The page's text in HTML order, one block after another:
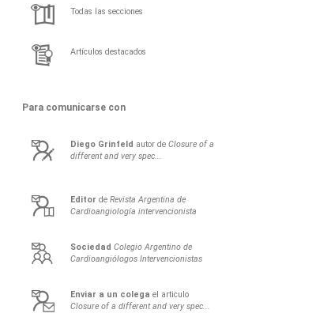
Todas las secciones
Artículos destacados
Para comunicarse con
Diego Grinfeld autor de Closure of a
different and very spec...
Editor de Revista Argentina de
Cardioangiología intervencionista
Sociedad Colegio Argentino de
Cardioangiólogos Intervencionistas
Enviar a un colega el articulo
Closure of a different and very spec...